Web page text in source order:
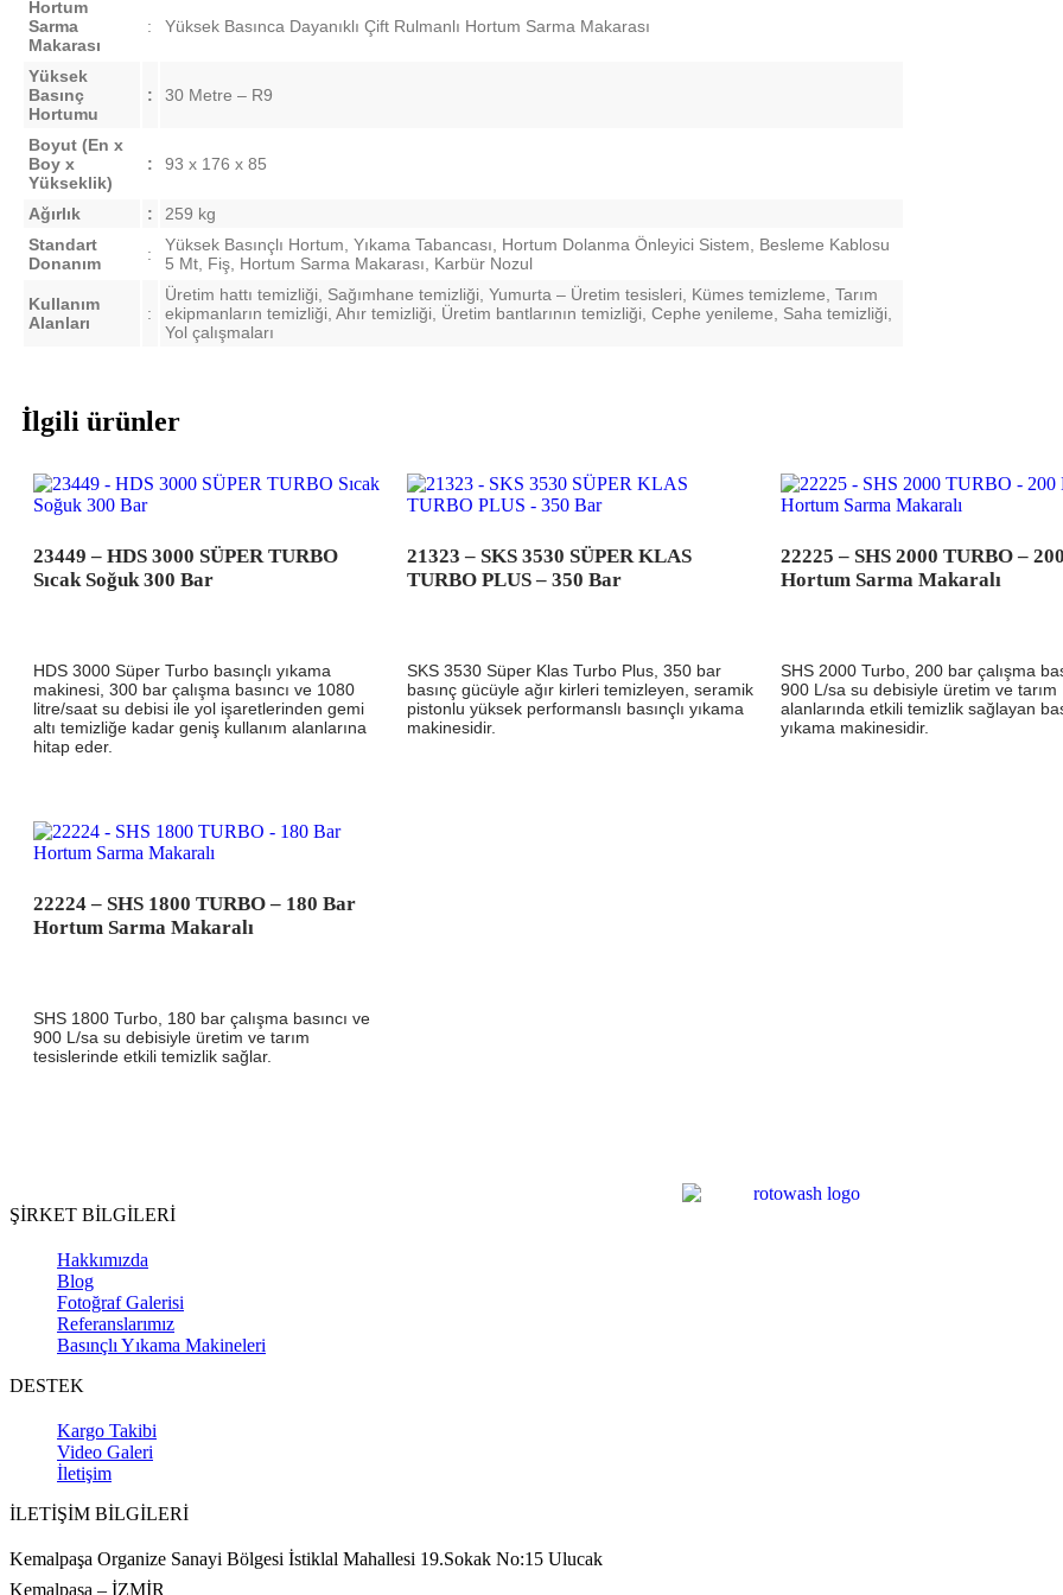
Hortum
Sarma
Makarası
: Yüksek Basınca Dayanıklı Çift Rulmanlı Hortum Sarma Makarası
Yüksek
Basınç
Hortumu
: 30 Metre – R9
Boyut (En x
Boy x
Yükseklik)
: 93 x 176 x 85
Ağırlık :
259 kg
Standart
Donanım
:
Yüksek Basınçlı Hortum, Yıkama Tabancası, Hortum Dolanma Önleyici Sistem, Besleme Kablosu
5 Mt, Fiş, Hortum Sarma Makarası, Karbür Nozul
Kullanım
Alanları
:
Üretim hattı temizliği, Sağımhane temizliği, Yumurta – Üretim tesisleri, Kümes temizleme, Tarım
ekipmanların temizliği, Ahır temizliği, Üretim bantlarının temizliği, Cephe yenileme, Saha temizliği,
Yol çalışmaları
İlgili ürünler
23449 – HDS 3000 SÜPER TURBO
Sıcak Soğuk 300 Bar
HDS 3000 Süper Turbo basınçlı yıkama
makinesi, 300 bar çalışma basıncı ve 1080
litre/saat su debisi ile yol işaretlerinden gemi
altı temizliğe kadar geniş kullanım alanlarına
hitap eder.
21323 – SKS 3530 SÜPER KLAS
TURBO PLUS – 350 Bar
SKS 3530 Süper Klas Turbo Plus, 350 bar
basınç gücüyle ağır kirleri temizleyen, seramik
pistonlu yüksek performanslı basınçlı yıkama
makinesidir.
22225 – SHS 2000 TURBO –
Hortum Sarma Makaralı
SHS 2000 Turbo, 200 bar çalışma
900 L/sa su debisiyle üretim ve tarım
alanlarında etkili temizlik sağlayan
yıkama makinesidir.
22224 – SHS 1800 TURBO – 180 Bar
Hortum Sarma Makaralı
SHS 1800 Turbo, 180 bar çalışma basıncı ve
900 L/sa su debisiyle üretim ve tarım
tesislerinde etkili temizlik sağlar.
ŞİRKET BİLGİLERİ
Hakkımızda
Blog
Fotoğraf Galerisi
Referanslarımız
Basınçlı Yıkama Makineleri
DESTEK
Kargo Takibi
Video Galeri
İletişim
İLETİŞİM BİLGİLERİ
Kemalpaşa Organize Sanayi Bölgesi İstiklal Mahallesi 19.Sokak No:15 Ulucak
Kemalpaşa – İZMİR